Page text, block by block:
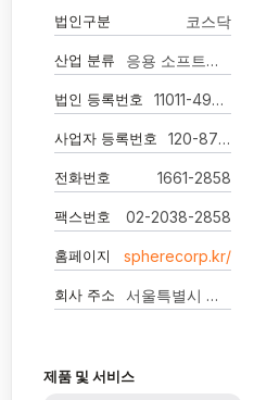
법인구분 코스닥
산업 분류 응용 소프트웨어 개발 및 공급업
법인 등록번호 11011-4969189
사업자 등록번호 120-87-88602
전화번호 1661-2858
팩스번호 02-2038-2858
홈페이지 spherecorp.kr/
회사 주소 서울특별시 강남구 삼성로95길 27 3층
제품 및 서비스